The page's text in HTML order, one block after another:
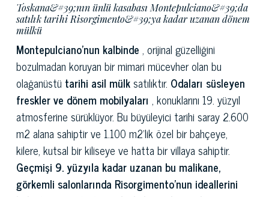
Toskana&#39;nın ünlü kasabası Montepulciano&#39;da
satılık tarihi Risorgimento&#39;ya kadar uzanan dönem
mülkü
Montepulciano'nun kalbinde , orijinal güzelliğini
bozulmadan koruyan bir mimari mücevher olan bu
olağanüstü tarihi asil mülksatılıktır. Odaları süsleyen
freskler ve dönem mobilyaları , konuklarını 19. yüzyıl
atmosferine sürüklüyor. Bu büyüleyici tarihi saray 2.600
m2 alana sahiptir ve 1.100 m2'lik özel bir bahçeye,
kilere, kutsal bir kiliseye ve hatta bir villaya sahiptir.
Geçmişi 9. yüzyıla kadar uzanan bu malikane,
görkemli salonlarında Risorgimento'nun ideallerini